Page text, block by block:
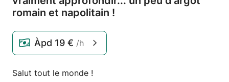
romain et napolitain !
Àpd 19 € /h
Salut tout le monde !